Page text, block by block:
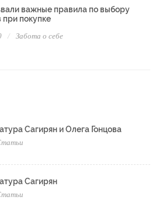
важные правила по выбору
при покупке
Забота о себе
Сагирян и Олега Гонцова
Сагирян